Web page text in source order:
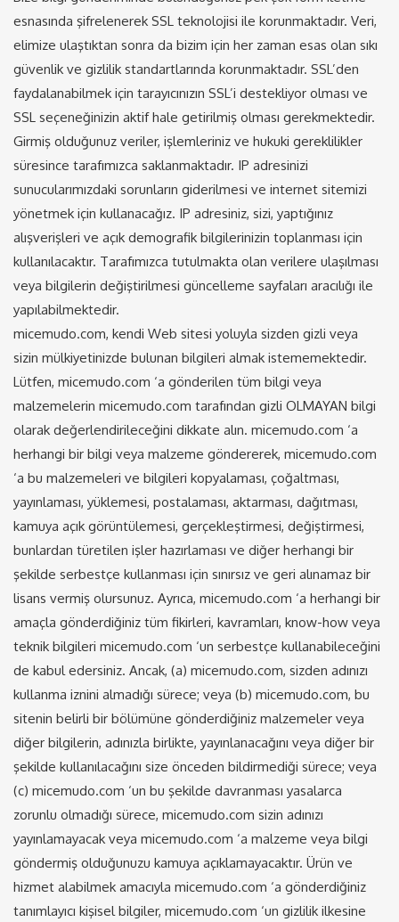
esnasında şifrelenerek SSL teknolojisi ile korunmaktadır. Veri,
elimize ulaştıktan sonra da bizim için her zaman esas olan sıkı
güvenlik ve gizlilik standartlarında korunmaktadır. SSL’den
faydalanabilmek için tarayıcınızın SSL’i destekliyor olması ve
SSL seçeneğinizin aktif hale getirilmiş olması gerekmektedir.
Girmiş olduğunuz veriler, işlemleriniz ve hukuki gereklilikler
süresince tarafımızca saklanmaktadır. IP adresinizi
sunucularımızdaki sorunların giderilmesi ve internet sitemizi
yönetmek için kullanacağız. IP adresiniz, sizi, yaptığınız
alışverişleri ve açık demografik bilgilerinizin toplanması için
kullanılacaktır. Tarafımızca tutulmakta olan verilere ulaşılması
veya bilgilerin değiştirilmesi güncelleme sayfaları aracılığı ile
yapılabilmektedir.
micemudo.com, kendi Web sitesi yoluyla sizden gizli veya
sizin mülkiyetinizde bulunan bilgileri almak istememektedir.
Lütfen, micemudo.com ‘a gönderilen tüm bilgi veya
malzemelerin micemudo.com tarafından gizli OLMAYAN bilgi
olarak değerlendirileceğini dikkate alın. micemudo.com ‘a
herhangi bir bilgi veya malzeme göndererek, micemudo.com
‘a bu malzemeleri ve bilgileri kopyalaması, çoğaltması,
yayınlaması, yüklemesi, postalaması, aktarması, dağıtması,
kamuya açık görüntülemesi, gerçekleştirmesi, değiştirmesi,
bunlardan türetilen işler hazırlaması ve diğer herhangi bir
şekilde serbestçe kullanması için sınırsız ve geri alınamaz bir
lisans vermiş olursunuz. Ayrıca, micemudo.com ‘a herhangi bir
amaçla gönderdiğiniz tüm fikirleri, kavramları, know-how veya
teknik bilgileri micemudo.com ‘un serbestçe kullanabileceğini
de kabul edersiniz. Ancak, (a) micemudo.com, sizden adınızı
kullanma iznini almadığı sürece; veya (b) micemudo.com, bu
sitenin belirli bir bölümüne gönderdiğiniz malzemeler veya
diğer bilgilerin, adınızla birlikte, yayınlanacağını veya diğer bir
şekilde kullanılacağını size önceden bildirmediği sürece; veya
(c) micemudo.com ‘un bu şekilde davranması yasalarca
zorunlu olmadığı sürece, micemudo.com sizin adınızı
yayınlamayacak veya micemudo.com ‘a malzeme veya bilgi
göndermiş olduğunuzu kamuya açıklamayacaktır. Ürün ve
hizmet alabilmek amacıyla micemudo.com ‘a gönderdiğiniz
tanımlayıcı kişisel bilgiler, micemudo.com ‘un gizlilik ilkesine